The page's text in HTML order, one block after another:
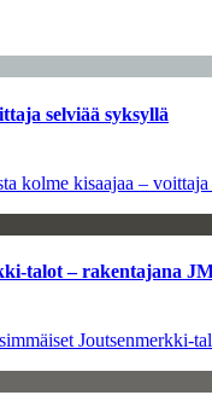
selviää syksyllä
kolme kisaajaa –
talot – rakentajana
Joutsenmerkki-